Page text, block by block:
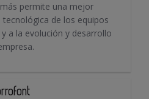
permite una mejor
de los equipos
a la evolución y desarrollo